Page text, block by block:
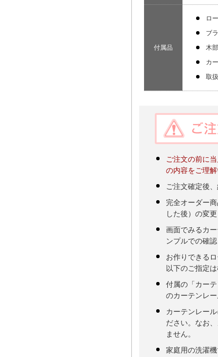
付属品
ロ
ブ
木
カ
取
ご注文の前に
の内容をご理
ご注文確定後
完全オーダー
した後）の変
画面でみるカ
ンプルでの確
お作りできる
以下のご指定
付属の「カー
のカーテンレ
カーテンレー
ださい。なお
ません。
家庭用の洗濯